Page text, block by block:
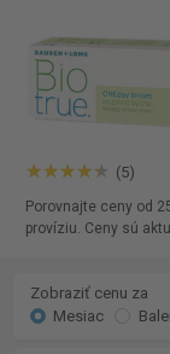
(5)
Porovnajte ceny od
províziu. Ceny sú
Zobraziť cenu za
Mesiac